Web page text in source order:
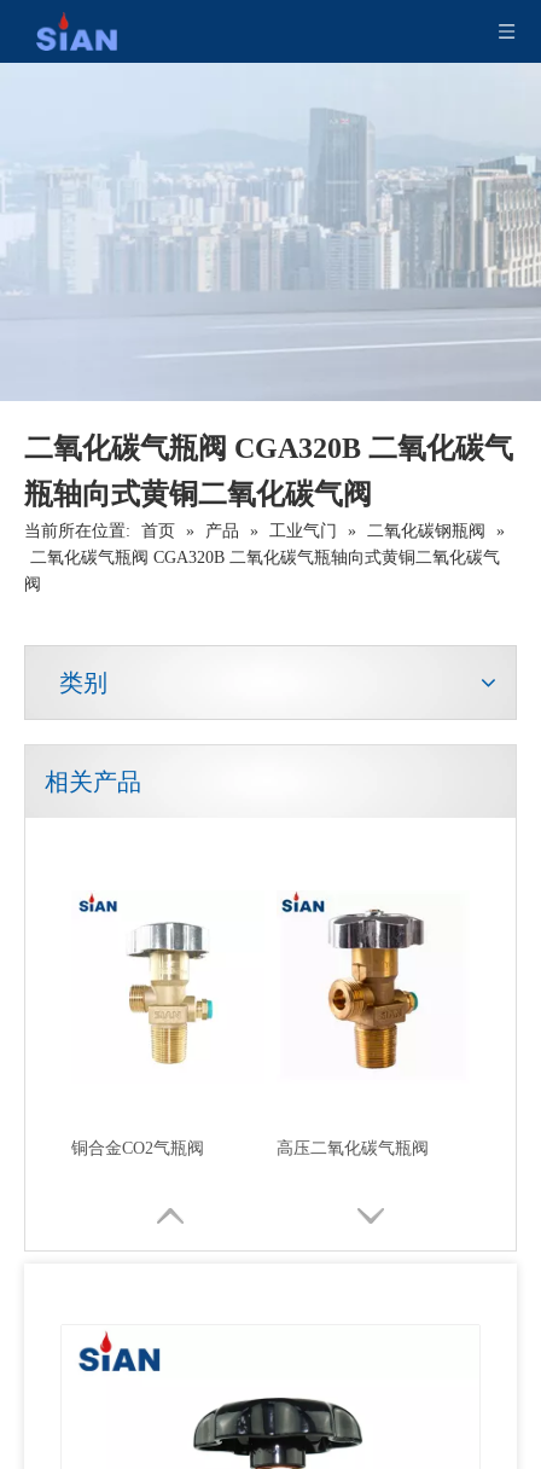
二氧化碳气瓶阀 CGA320B 二氧化碳气
瓶轴向式黄铜二氧化碳气阀
当前所在位置: 首页 » 产品 » 工业气门 » 二氧化碳钢瓶阀
»
二氧化碳气瓶阀 CGA320B 二氧化碳气瓶轴向式黄铜二氧化碳气
阀
类别
相关产品
铜合金CO2气瓶阀 高压二氧化碳气瓶阀